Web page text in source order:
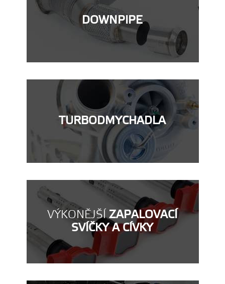
DOWNPIPE
TURBODMYCHADLA
VÝKONĚJŠÍZAPALOVACÍ
SVÍČKY A CÍVKY